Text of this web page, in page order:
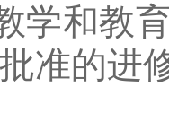
学和教
准的进